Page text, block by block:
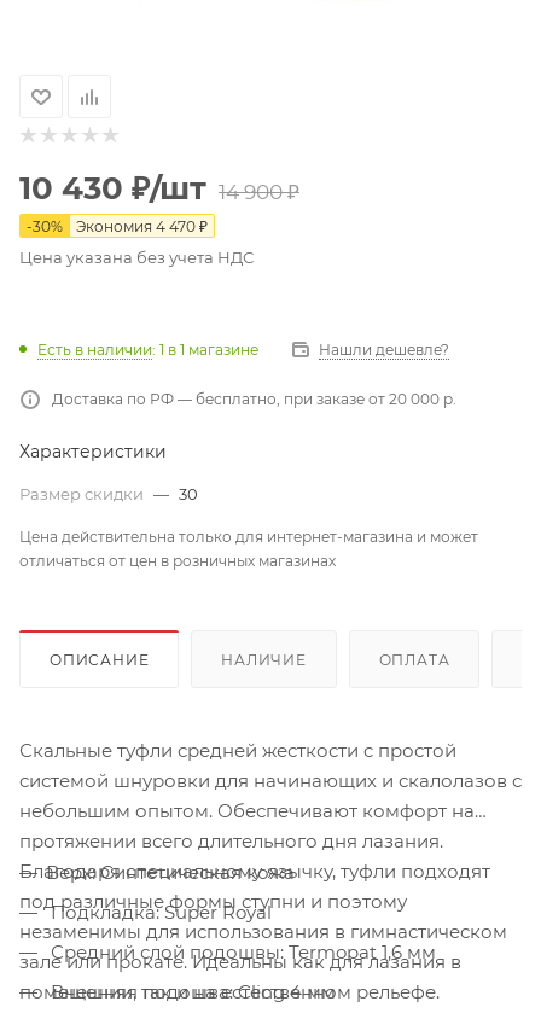
10 430 ₽/шт 14 900₽
-30% Экономия 4 470 ₽
Цена указана без учета НДС
Есть в наличии: 1 в 1 магазине Нашли дешевле?
Доставка по РФ — бесплатно, при заказе от 20 000 р.
Характеристики
Размер скидки — 30
Цена действительна только для интернет-магазина и может
отличаться от цен в розничных магазинах
ОПИСАНИЕ НАЛИЧИЕ ОПЛАТА
Скальные туфли средней жесткости c простой
системой шнуровки для начинающих и скалолазов с
небольшим опытом. Обеспечивают комфорт на
протяжении всего длительного дня лазания.
Благодаря специальному язычку, туфли подходят
под различные формы ступни и поэтому
незаменимы для использования в гимнастическом
зале или прокате. Идеальны как для лазания в
помещении, так и на естественном рельефе.
Верх: Синтетическая кожа
Подкладка: Super Royal
Средний слой подошвы: Termopat 1,6 мм
Внешняя подошва: Cling 4 мм